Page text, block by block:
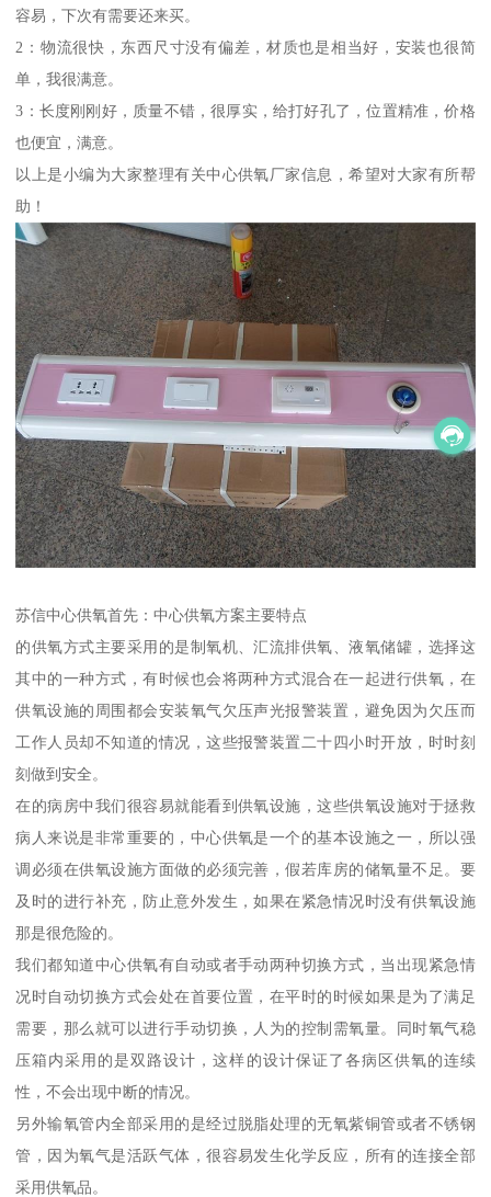
容易，下次有需要还来买。
2：物流很快，东西尺寸没有偏差，材质也是相当好，安装也很简
单，我很满意。
3：长度刚刚好，质量不错，很厚实，给打好孔了，位置精准，价格
也便宜，满意。
以上是小编为大家整理有关中心供氧厂家信息，希望对大家有所帮
助！
苏信中心供氧首先：中心供氧方案主要特点
的供氧方式主要采用的是制氧机、汇流排供氧、液氧储罐，选择这
其中的一种方式，有时候也会将两种方式混合在一起进行供氧，在
供氧设施的周围都会安装氧气欠压声光报警装置，避免因为欠压而
工作人员却不知道的情况，这些报警装置二十四小时开放，时时刻
刻做到安全。
在的病房中我们很容易就能看到供氧设施，这些供氧设施对于拯救
病人来说是非常重要的，中心供氧是一个的基本设施之一，所以强
调必须在供氧设施方面做的必须完善，假若库房的储氧量不足。要
及时的进行补充，防止意外发生，如果在紧急情况时没有供氧设施
那是很危险的。
我们都知道中心供氧有自动或者手动两种切换方式，当出现紧急情
况时自动切换方式会处在首要位置，在平时的时候如果是为了满足
需要，那么就可以进行手动切换，人为的控制需氧量。同时氧气稳
压箱内采用的是双路设计，这样的设计保证了各病区供氧的连续
性，不会出现中断的情况。
另外输氧管内全部采用的是经过脱脂处理的无氧紫铜管或者不锈钢
管，因为氧气是活跃气体，很容易发生化学反应，所有的连接全部
采用供氧品。